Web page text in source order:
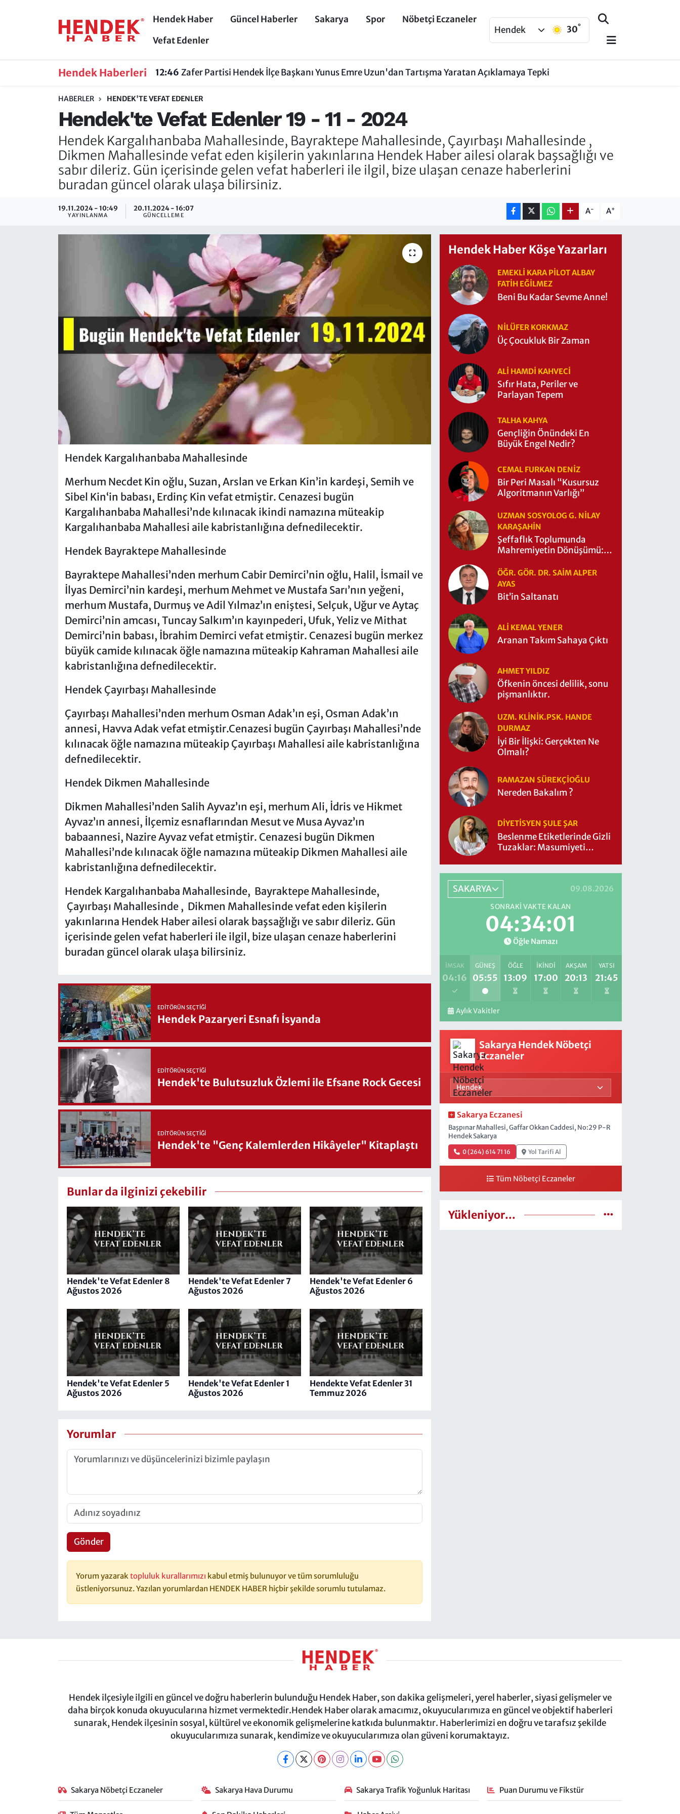
Hendek Haber Güncel Haberler Sakarya Spor
Nöbetçi Eczaneler
Vefat Edenler
Hendek 30°
Hendek Haberleri 12:46 Zafer Partisi Hendek İlçe Başkanı Yunus Emre Uzun'dan Tartışma Yaratan Açıklamaya Tepki
HABERLER HENDEK'TE VEFAT EDENLER
Hendek'te Vefat Edenler 19 - 11 - 2024
Hendek Kargalıhanbaba Mahallesinde, Bayraktepe Mahallesinde, Çayırbaşı Mahallesinde ,
Dikmen Mahallesinde vefat eden kişilerin yakınlarına Hendek Haber ailesi olarak başsağlığı ve
sabır dileriz. Gün içerisinde gelen vefat haberleri ile ilgil, bize ulaşan cenaze haberlerini
buradan güncel olarak ulaşa bilirsiniz.
19.11.2024 - 10:49
YAYINLANMA
20.11.2024 - 16:07
GÜNCELLEME A- A+
Hendek Kargalıhanbaba Mahallesinde
Merhum Necdet Kin oğlu, Suzan, Arslan ve Erkan Kin’in kardeşi, Semih ve
Sibel Kin‘in babası, Erdinç Kin vefat etmiştir. Cenazesi bugün
Kargalıhanbaba Mahallesi’nde kılınacak ikindi namazına müteakip
Kargalıhanbaba Mahallesi aile kabristanlığına defnedilecektir.
Hendek Bayraktepe Mahallesinde
Bayraktepe Mahallesi’nden merhum Cabir Demirci’nin oğlu, Halil, İsmail ve
İlyas Demirci’nin kardeşi, merhum Mehmet ve Mustafa Sarı’nın yeğeni,
merhum Mustafa, Durmuş ve Adil Yılmaz’ın eniştesi, Selçuk, Uğur ve Aytaç
Demirci’nin amcası, Tuncay Salkım’ın kayınpederi, Ufuk, Yeliz ve Mithat
Demirci’nin babası, İbrahim Demirci vefat etmiştir. Cenazesi bugün merkez
büyük camide kılınacak öğle namazına müteakip Kahraman Mahallesi aile
kabristanlığına defnedilecektir.
Hendek Çayırbaşı Mahallesinde
Çayırbaşı Mahallesi’nden merhum Osman Adak’ın eşi, Osman Adak’ın
annesi, Havva Adak vefat etmiştir.Cenazesi bugün Çayırbaşı Mahallesi’nde
kılınacak öğle namazına müteakip Çayırbaşı Mahallesi aile kabristanlığına
defnedilecektir.
Hendek Dikmen Mahallesinde
Dikmen Mahallesi’nden Salih Ayvaz’ın eşi, merhum Ali, İdris ve Hikmet
Ayvaz’ın annesi, İlçemiz esnaflarından Mesut ve Musa Ayvaz’ın
babaannesi, Nazire Ayvaz vefat etmiştir. Cenazesi bugün Dikmen
Mahallesi’nde kılınacak öğle namazına müteakip Dikmen Mahallesi aile
kabristanlığına defnedilecektir.
Hendek Kargalıhanbaba Mahallesinde, Bayraktepe Mahallesinde,
Çayırbaşı Mahallesinde , Dikmen Mahallesinde vefat eden kişilerin
yakınlarına Hendek Haber ailesi olarak başsağlığı ve sabır dileriz. Gün
içerisinde gelen vefat haberleri ile ilgil, bize ulaşan cenaze haberlerini
buradan güncel olarak ulaşa bilirsiniz.
EDITÖRÜN SEÇTIĞI
Hendek Pazaryeri Esnafı İsyanda
EDITÖRÜN SEÇTIĞI
Hendek'te Bulutsuzluk Özlemi ile Efsane Rock Gecesi
EDITÖRÜN SEÇTIĞI
Hendek'te "Genç Kalemlerden Hikâyeler" Kitaplaştı
Bunlar da ilginizi çekebilir
Hendek'te Vefat Edenler 8
Ağustos 2026
Hendek'te Vefat Edenler 7
Ağustos 2026
Hendek'te Vefat Edenler 6
Ağustos 2026
Hendek'te Vefat Edenler 5
Ağustos 2026
Hendek'te Vefat Edenler 1
Ağustos 2026
Hendekte Vefat Edenler 31
Temmuz 2026
Yorumlar
Gönder
Yorum yazaraktopluluk kurallarımızı kabul etmiş bulunuyor ve tüm sorumluluğu
üstleniyorsunuz. Yazılan yorumlardan HENDEK HABER hiçbir şekilde sorumlu tutulamaz.
Hendek Haber Köşe Yazarları
EMEKLI KARA PILOT ALBAY
FATIH EĞİLMEZ
Beni Bu Kadar Sevme Anne!
NILÜFER KORKMAZ
Üç Çocukluk Bir Zaman
ALI HAMDI KAHVECİ
Sıfır Hata, Periler ve
Parlayan Tepem
TALHA KAHYA
Gençliğin Önündeki En
Büyük Engel Nedir?
CEMAL FURKAN DENİZ
Bir Peri Masalı “Kusursuz
Algoritmanın Varlığı”
UZMAN SOSYOLOG G. NILAY
KARAŞAHİN
Şeffaflık Toplumunda
Mahremiyetin Dönüşümü:
Zaman Yıkıldı?
ÖĞR. GÖR. DR. SAIM ALPER
AYAS
Bit’in Saltanatı
ALI KEMAL YENER
Aranan Takım Sahaya Çıktı
AHMET YILDIZ
Öfkenin öncesi delilik, sonu
pişmanlıktır.
UZM. KLINIK.PSK. HANDE
DURMAZ
İyi Bir İlişki: Gerçekten Ne
Olmalı?
RAMAZAN SÜREKÇIOĞLU
Nereden Bakalım ?
DIYETISYEN ŞULE ŞAR
Beslenme Etiketlerinde Gizli
Tuzaklar: Masumiyeti
SAKARYA 09.08.2026
SONRAKI VAKTE KALAN
04:34:00
Öğle Namazı
İMSAK
04:16
GÜNEŞ
05:55
ÖĞLE
13:09
İKINDI
17:00
AKŞAM
20:13
YATSI
21:45
Aylık Vakitler
Sakarya Hendek Nöbetçi
Eczaneler
Sakarya Eczanesi
Başpınar Mahallesi, Gaffar Okkan Caddesi, No:29 P-R
Hendek Sakarya
0 (264) 614 71 16 Yol Tarifi Al
Tüm Nöbetçi Eczaneler
Yükleniyor...
Hendek ilçesiyle ilgili en güncel ve doğru haberlerin bulunduğu Hendek Haber, son dakika gelişmeleri, yerel haberler, siyasi gelişmeler ve
daha birçok konuda okuyucularına hizmet vermektedir.Hendek Haber olarak amacımız, okuyucularımıza en güncel ve objektif haberleri
sunarak, Hendek ilçesinin sosyal, kültürel ve ekonomik gelişmelerine katkıda bulunmaktır. Haberlerimizi en doğru ve tarafsız şekilde
okuyucularımıza sunarak, kendimize ve okuyucularımıza olan güveni korumaktayız.
Sakarya Nöbetçi Eczaneler Sakarya Hava Durumu Sakarya Trafik Yoğunluk Haritası Puan Durumu ve Fikstür
Hendek Haber
Nöbetçi Eczaneler
Vefat Edenler
Hendek Haber
Sakarya
Hakkında
Hendek Haber Reklam Servisi
Sakarya Nöbetçi Eczaneler
Süper Lig Puan Durumu ve Fikstür
Tüm Manşetler
Son Dakika Haberleri
Haber Arşivi